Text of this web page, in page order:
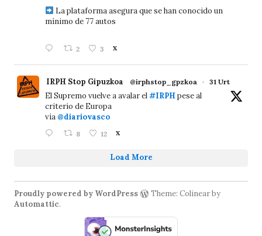
La plataforma asegura que se han conocido un
mínimo de 77 autos
2 3 X
IRPH Stop Gipuzkoa @irphstop_gpzkoa · 31 Urt
El Supremo vuelve a avalar el#IRPHpese al
criterio de Europa
vía @diariovasco
8 12 X
Load More
Proudly powered by WordPress
Theme: Colinear by
Automattic.